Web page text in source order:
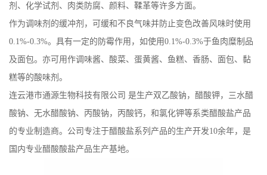
书
荣
联
剂、化学试剂、肉类防腐、颜料、鞣革等许多方面。
作为调味剂的缓冲剂，可缓和不良气味并防止变色改善风味时使用
0.1%-0.3%。具有一定的防霉作用，如使用0.1%-0.3%于鱼肉糜制品
及面包。亦可用作调味酱、酸菜、蛋黄酱、鱼糕、香肠、面包、黏
糕等的酸味剂。
连云港市通源生物科技有限公司 是生产双乙酸钠，醋酸钾，三水醋
酸钠、无水醋酸钠、丙酸钠，丙酸钙，和氯化钾等系类醋酸盐产品
的专业制造商。公司专注于醋酸盐系列产品的生产开发10余年，是
国内专业醋酸酸盐产品生产基地。